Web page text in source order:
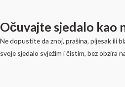
Očuvajte sjedalo kao
Ne dopustite da znoj, prašina, pijesak ili
svoje sjedalo svježim i čistim, bez obzira